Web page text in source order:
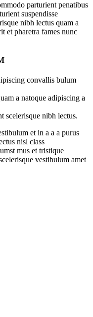
parturient penatibus
suspendisse
nibh lectus quam a
et pharetra fames nunc
convallis bulum
a natoque adipiscing a
scelerisque nibh lectus.
et in a a a purus
nisl class
mus et tristique
vestibulum amet